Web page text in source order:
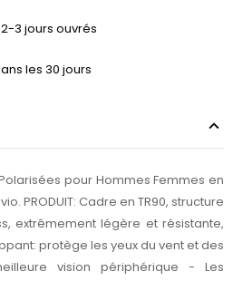
3 jours ouvrés
les 30 jours
Polarisées pour Hommes Femmes en
PRODUIT: Cadre en TR90, structure
extrêmement légère et résistante,
protège les yeux du vent et des
vision périphérique - Les